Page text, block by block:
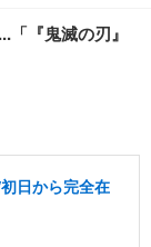
『鬼滅の刃』
日から完全在